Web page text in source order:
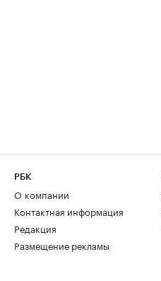
РБК
О компании
Контактная информация
Редакция
Размещение рекламы